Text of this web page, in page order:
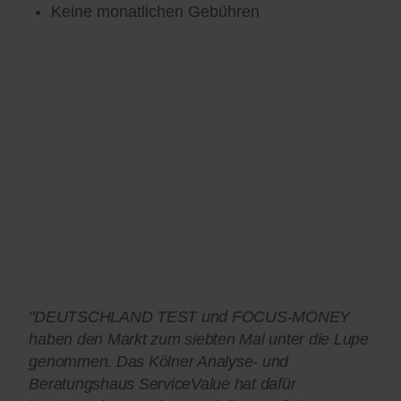
Keine monatlichen Gebühren
"DEUTSCHLAND TEST und FOCUS-MONEY
haben den Markt zum siebten Mal unter die Lupe
genommen. Das Kölner Analyse- und
Beratungshaus ServiceValue hat dafür